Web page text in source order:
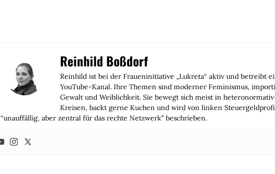
Reinhild Boßdorf
Reinhild ist bei der Fraueninitiative „Lukreta“ aktiv und betreibt
YouTube-Kanal. Ihre Themen sind moderner Feminismus,
Gewalt und Weiblichkeit. Sie bewegt sich meist in
Kreisen, backt gerne Kuchen und wird von linken
“unauffällig, aber zentral für das rechte Netzwerk” beschrieben.